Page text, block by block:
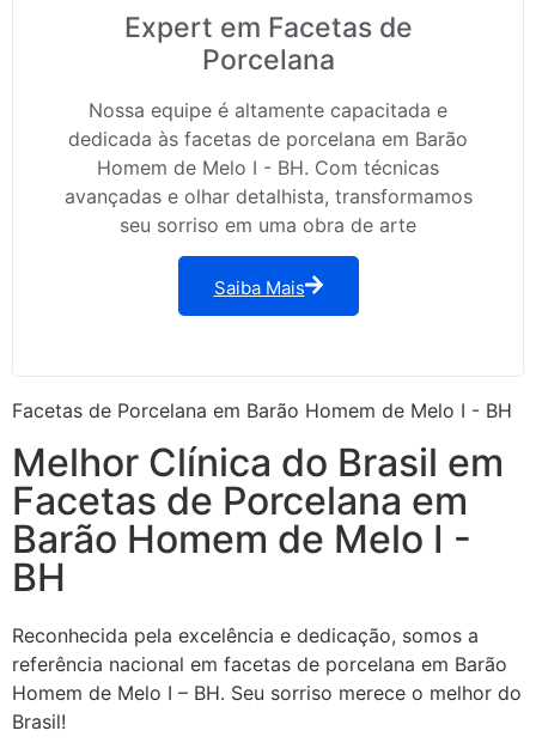
Expert em Facetas de
Porcelana
Nossa equipe é altamente capacitada e
dedicada às facetas de porcelana em Barão
Homem de Melo I - BH. Com técnicas
avançadas e olhar detalhista, transformamos
seu sorriso em uma obra de arte
Saiba Mais
Facetas de Porcelana em Barão Homem de Melo I - BH
Melhor Clínica do Brasil em
Facetas de Porcelana em
Barão Homem de Melo I -
BH
Reconhecida pela excelência e dedicação, somos a
referência nacional em facetas de porcelana em Barão
Homem de Melo I – BH. Seu sorriso merece o melhor do
Brasil!